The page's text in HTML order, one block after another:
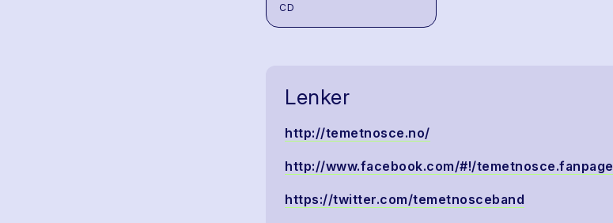
CD
Lenker
http://temetnosce.no/
http://www.facebook.com/#!/temetnosce.fanpage
https://twitter.com/temetnosceband